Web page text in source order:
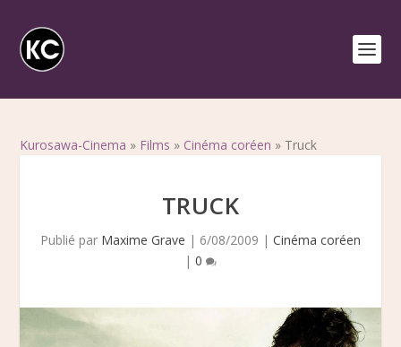
Kurosawa-Cinema » Films » Cinéma coréen » Truck
TRUCK
Publié par Maxime Grave | 6/08/2009 | Cinéma coréen
| 0